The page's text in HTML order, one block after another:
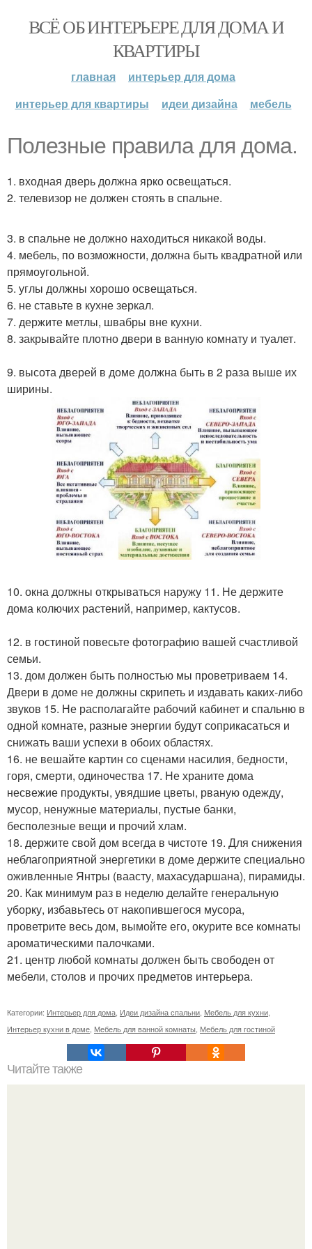
ВСЁ ОБ ИНТЕРЬЕРЕ ДЛЯ ДОМА И
КВАРТИРЫ
главная
интерьер для дома
интерьер для квартиры
идеи дизайна мебель
Полезные правила для дома.
1. входная дверь должна ярко освещаться.
2. телевизор не должен стоять в спальне.
3. в спальне не должно находиться никакой воды.
4. мебель, по возможности, должна быть квадратной или
прямоугольной.
5. углы должны хорошо освещаться.
6. не ставьте в кухне зеркал.
7. держите метлы, швабры вне кухни.
8. закрывайте плотно двери в ванную комнату и туалет.
9. высота дверей в доме должна быть в 2 раза выше их
ширины.
10. окна должны открываться наружу 11. Не держите
дома колючих растений, например, кактусов.
12. в гостиной повесьте фотографию вашей счастливой
семьи.
13. дом должен быть полностью мы проветриваем 14.
Двери в доме не должны скрипеть и издавать каких-либо
звуков 15. Не располагайте рабочий кабинет и спальню в
одной комнате, разные энергии будут соприкасаться и
снижать ваши успехи в обоих областях.
16. не вешайте картин со сценами насилия, бедности,
горя, смерти, одиночества 17. Не храните дома
несвежие продукты, увядшие цветы, рваную одежду,
мусор, ненужные материалы, пустые банки,
бесполезные вещи и прочий хлам.
18. держите свой дом всегда в чистоте 19. Для снижения
неблагоприятной энергетики в доме держите специально
оживленные Янтры (ваасту, махасударшана), пирамиды.
20. Как минимум раз в неделю делайте генеральную
уборку, избавьтесь от накопившегося мусора,
проветрите весь дом, вымойте его, окурите все комнаты
ароматическими палочками.
21. центр любой комнаты должен быть свободен от
мебели, столов и прочих предметов интерьера.
Категории: Интерьер для дома, Идеи дизайна спальни, Мебель для кухни,
Интерьер кухни в доме, Мебель для ванной комнаты, Мебель для гостиной
Читайте также